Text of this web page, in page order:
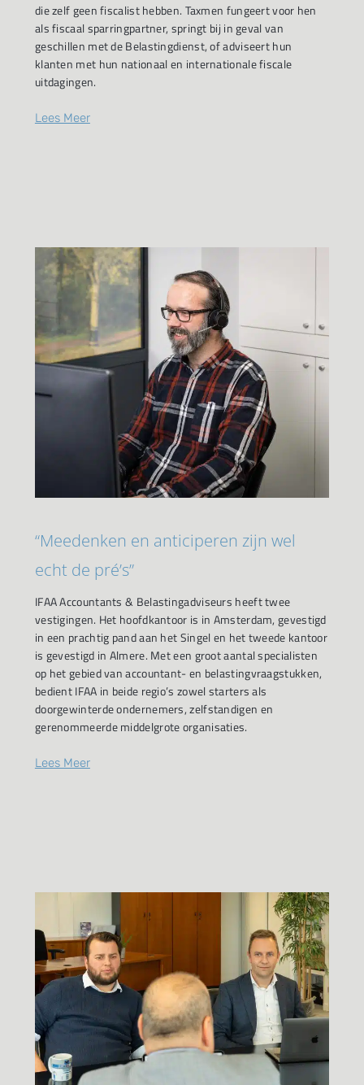
die zelf geen fiscalist hebben. Taxmen fungeert voor hen
als fiscaal sparringpartner, springt bij in geval van
geschillen met de Belastingdienst, of adviseert hun
klanten met hun nationaal en internationale fiscale
uitdagingen.
Lees Meer
“Meedenken en anticiperen zijn wel
echt de pré’s”
IFAA Accountants & Belastingadviseurs heeft twee
vestigingen. Het hoofdkantoor is in Amsterdam, gevestigd
in een prachtig pand aan het Singel en het tweede kantoor
is gevestigd in Almere. Met een groot aantal specialisten
op het gebied van accountant- en belastingvraagstukken,
bedient IFAA in beide regio’s zowel starters als
doorgewinterde ondernemers, zelfstandigen en
gerenommeerde middelgrote organisaties.
Lees Meer